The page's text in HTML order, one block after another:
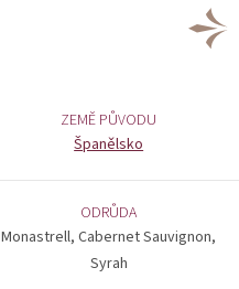
ZEMĚ PŮVODU
Španělsko
ODRŮDA
Monastrell, Cabernet Sauvignon,
Syrah